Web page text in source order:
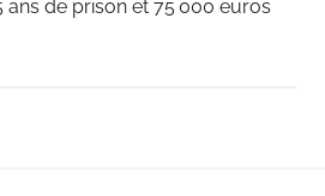
ans de prison et 75 000 euros